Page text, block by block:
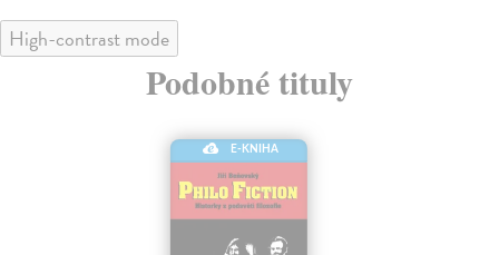
High-contrast mode
Podobné tituly
E-KNIHA